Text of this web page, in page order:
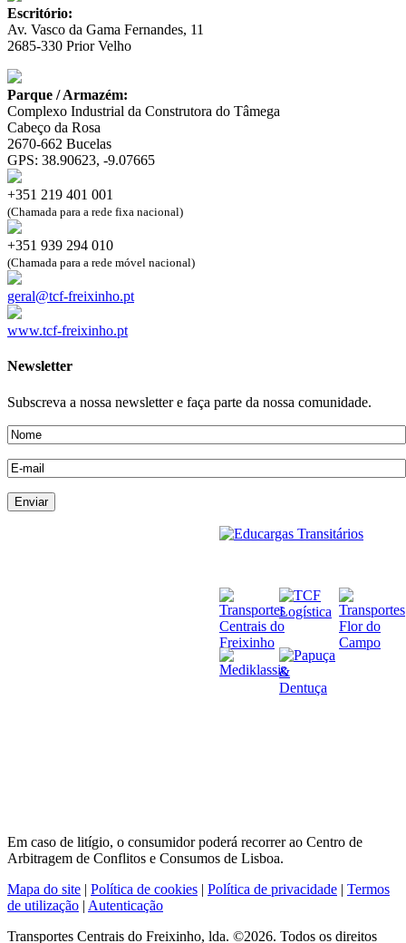
Escritório:
Av. Vasco da Gama Fernandes, 11
2685-330 Prior Velho
Parque / Armazém:
Complexo Industrial da Construtora do Tâmega
Cabeço da Rosa
2670-662 Bucelas
GPS: 38.90623, -9.07665
+351 219 401 001
(Chamada para a rede fixa nacional)
+351 939 294 010
(Chamada para a rede móvel nacional)
geral@tcf-freixinho.pt
www.tcf-freixinho.pt
Newsletter
Subscreva a nossa newsletter e faça parte da nossa comunidade.
Em caso de litígio, o consumidor poderá recorrer ao Centro de
Arbitragem de Conflitos e Consumos de Lisboa.
Mapa do site | Política de cookies | Política de privacidade | Termos
de utilização | Autenticação
Transportes Centrais do Freixinho, lda. ©2026. Todos os direitos